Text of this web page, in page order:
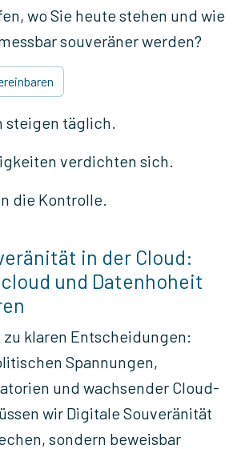
wo Sie heute stehen und wie
souveräner werden?
steigen täglich.
verdichten sich.
die Kontrolle.
in der Cloud:
und Datenhoheit
klaren Entscheidungen:
Spannungen,
und wachsender Cloud-
wir Digitale Souveränität
sondern beweisbar